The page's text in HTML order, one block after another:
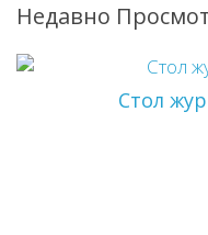
Недавно
Стол